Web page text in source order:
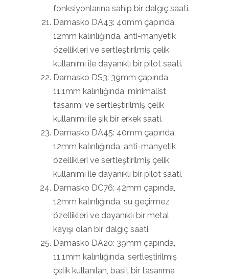
fonksiyonlarına sahip bir dalgıç saati.
Damasko DA43: 40mm çapında,
12mm kalınlığında, anti-manyetik
özellikleri ve sertleştirilmiş çelik
kullanımı ile dayanıklı bir pilot saati.
Damasko DS3: 39mm çapında,
11.1mm kalınlığında, minimalist
tasarımı ve sertleştirilmiş çelik
kullanımı ile şık bir erkek saati.
Damasko DA45: 40mm çapında,
12mm kalınlığında, anti-manyetik
özellikleri ve sertleştirilmiş çelik
kullanımı ile dayanıklı bir pilot saati.
Damasko DC76: 42mm çapında,
12mm kalınlığında, su geçirmez
özellikleri ve dayanıklı bir metal
kayışı olan bir dalgıç saati.
Damasko DA20: 39mm çapında,
11.1mm kalınlığında, sertleştirilmiş
çelik kullanılan, basit bir tasarıma